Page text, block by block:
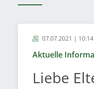
07.07.2021 |
Aktuelle
Liebe